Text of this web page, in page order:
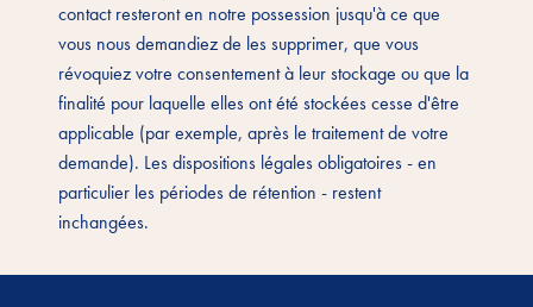
contact resteront en notre possession jusqu'à ce que
vous nous demandiez de les supprimer, que vous
révoquiez votre consentement à leur stockage ou que la
finalité pour laquelle elles ont été stockées cesse d'être
applicable (par exemple, après le traitement de votre
demande). Les dispositions légales obligatoires - en
particulier les périodes de rétention - restent
inchangées.